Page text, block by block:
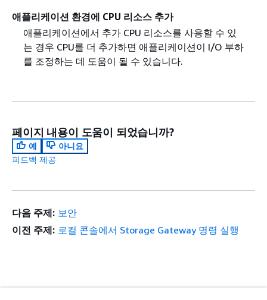
애플리케이션 환경에 CPU 리소스 추가
애플리케이션에서 추가 CPU 리소스를 사용할 수 있
는 경우 CPU를 더 추가하면 애플리케이션이 I/O 부하
를 조정하는 데 도움이 될 수 있습니다.
페이지 내용이 도움이 되었습니까?
예
아니요
피드백 제공
다음 주제: 보안
이전 주제: 로컬 콘솔에서 Storage Gateway 명령 실행